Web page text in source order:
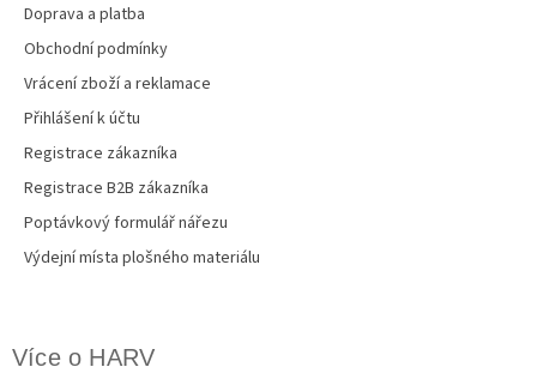
Doprava a platba
Obchodní podmínky
Vrácení zboží a reklamace
Přihlášení k účtu
Registrace zákazníka
Registrace B2B zákazníka
Poptávkový formulář nářezu
Výdejní místa plošného materiálu
Více o HARV